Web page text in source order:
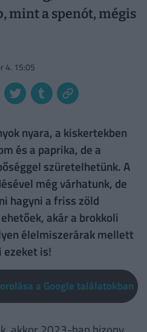
mint a spenót, mégis
4. 15:05
nyara, a kiskertekben
és a paprika, de a
szüretelhetünk. A
még várhatunk, de
hagyni a friss zöld
akár a brokkoli
élelmiszerárak mellett
is!
a Google találatokban